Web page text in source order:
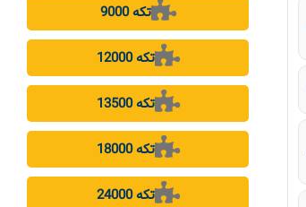
9000 تکه
12000 تکه
13500 تکه
18000 تکه
24000 تکه